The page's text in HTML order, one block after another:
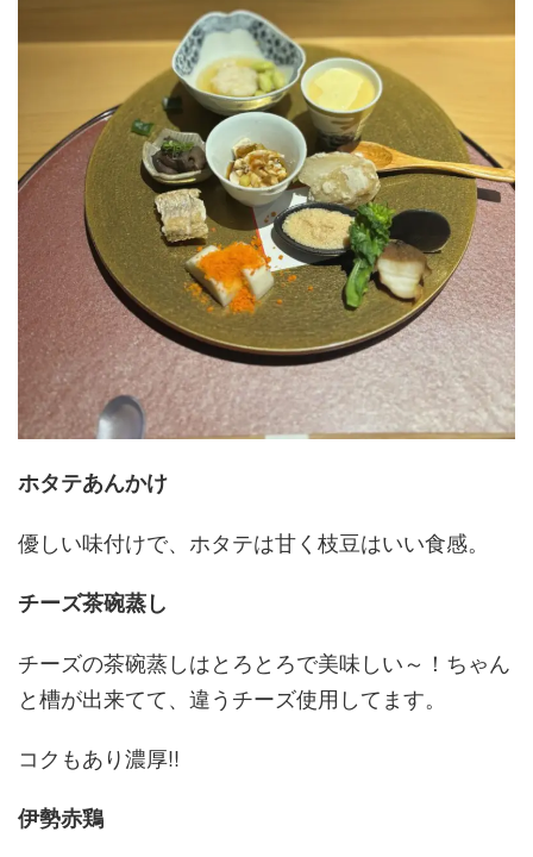
ホタテあんかけ
優しい味付けで、ホタテは甘く枝豆はいい食感。
チーズ茶碗蒸し
チーズの茶碗蒸しはとろとろで美味しい～！ちゃん
と槽が出来てて、違うチーズ使用してます。
コクもあり濃厚!!
伊勢赤鶏